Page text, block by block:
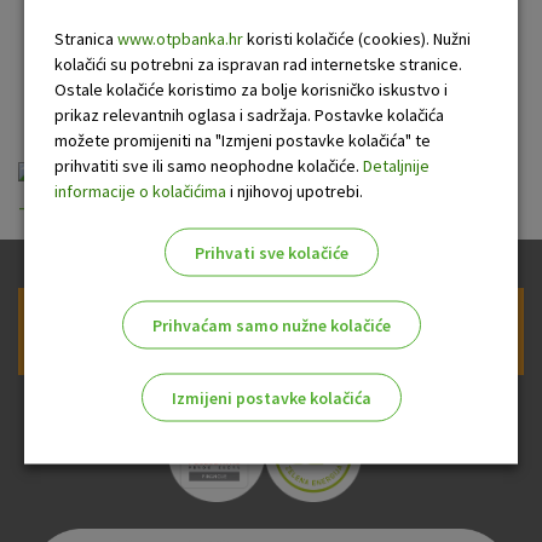
suvlasnicima stambenih
zgrada
izvadak_iz_odluke_o_kamatama_-
_krediti_suvlasnicima_stambenih_zgrada_20170726.pdf
Prijava na newsletter OTP banke
Stranica www.otpbanka.hrkoristi kolačiće (cookies). Nužni
kolačići su potrebni za ispravan rad internetske stranice.
Ostale kolačiće koristimo za bolje korisničko iskustvo i
prikaz relevantnih oglasa i sadržaja. Postavke kolačića
možete promijeniti na "Izmjeni postavke kolačića" te
prihvatiti sve ili samo neophodne kolačiće. Detaljnije
informacije o kolačićima i njihovoj upotrebi.
Prihvati sve kolačiće
Prihvaćam samo nužne kolačiće
Izmijeni postavke kolačića